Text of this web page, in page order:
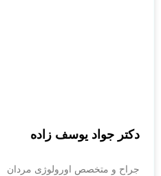
دکتر جواد یوسف زاده
جراح و متخصص اورولوژی مردان